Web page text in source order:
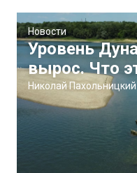
Новости
Уровень
вырос. Что
Николай Пахольницкий